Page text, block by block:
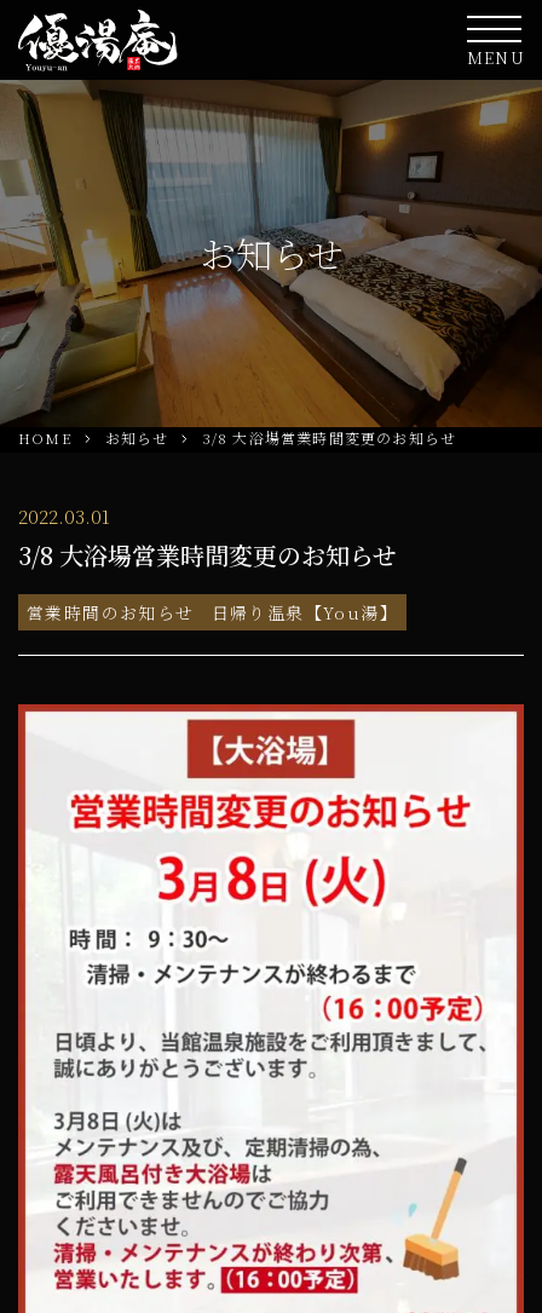
MENU
お知らせ
HOME お知らせ 3/8 大浴場営業時間変更のお知らせ
2022.03.01
3/8 大浴場営業時間変更のお知らせ
営業時間のお知らせ 日帰り温泉【You湯】